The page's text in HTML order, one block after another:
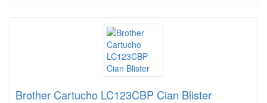
Brother Cartucho LC123CBP Cian Blister